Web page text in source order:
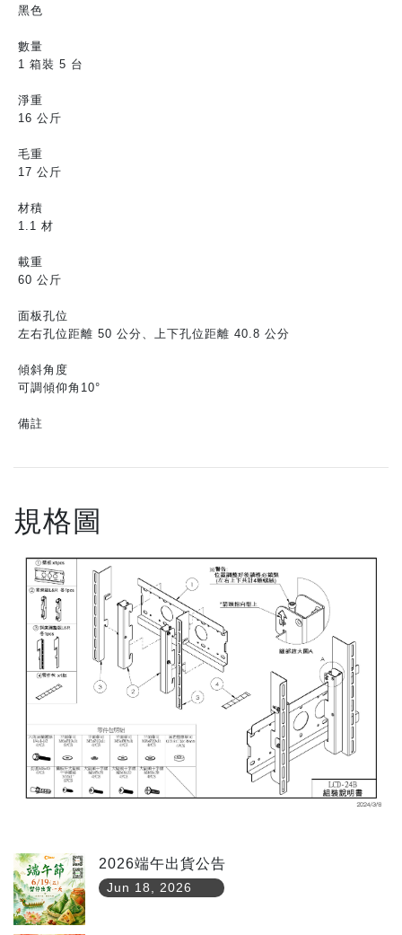
黑色
數量
1 箱裝 5 台
淨重
16 公斤
毛重
17 公斤
材積
1.1 材
載重
60 公斤
面板孔位
左右孔位距離 50 公分、上下孔位距離 40.8 公分
傾斜角度
可調傾仰角10°
備註
規格圖
2026端午出貨公告
Jun 18, 2026